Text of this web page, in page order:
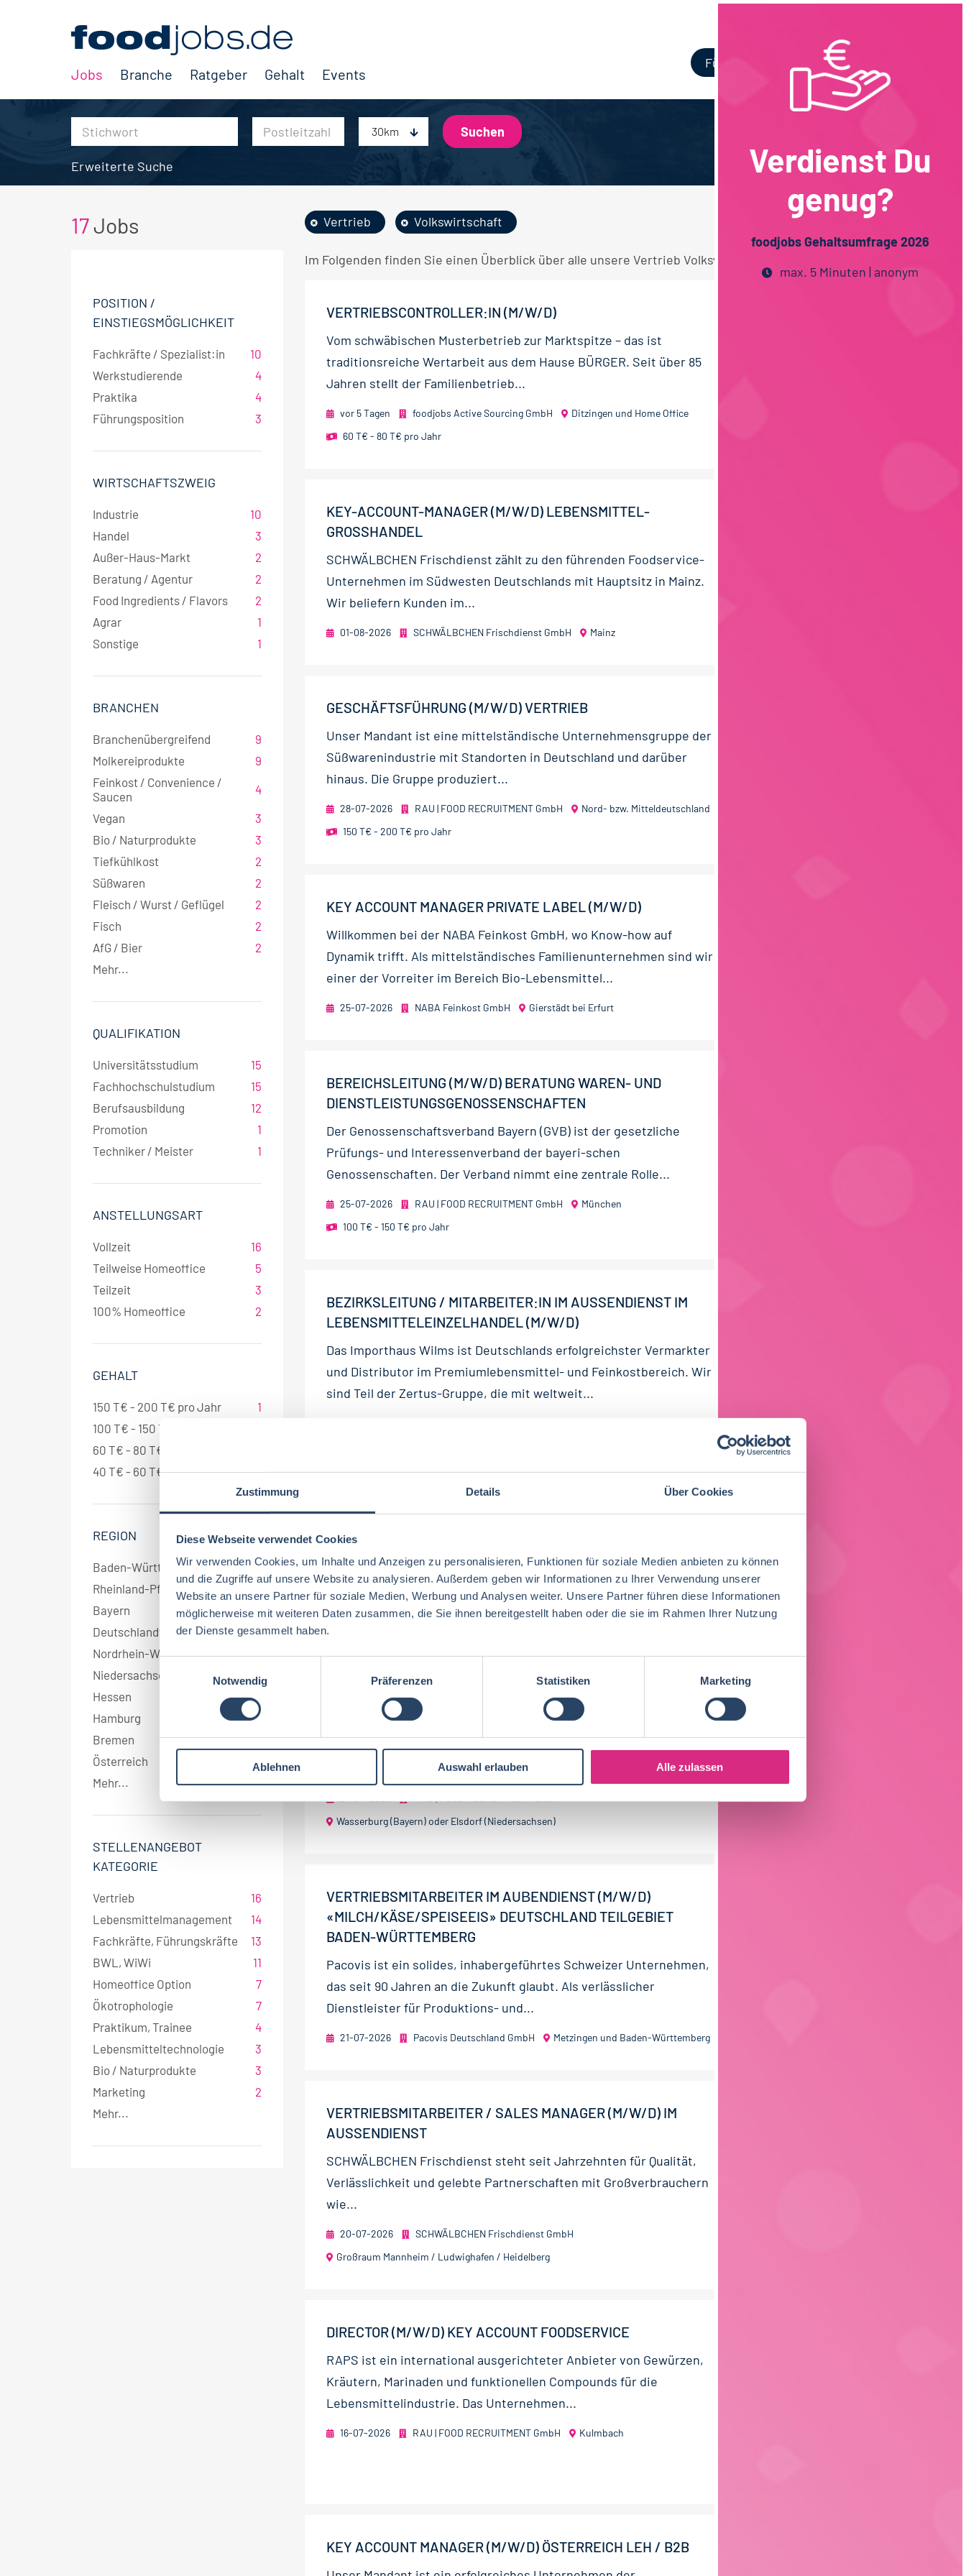
Zustimmung Details Über Cookies
Diese Webseite verwendet Cookies
Wir verwenden Cookies, um Inhalte und Anzeigen zu personalisieren, Funktionen für soziale Medien anbieten zu können
und die Zugriffe auf unsere Website zu analysieren. Außerdem geben wir Informationen zu Ihrer Verwendung unserer
Website an unsere Partner für soziale Medien, Werbung und Analysen weiter. Unsere Partner führen diese Informationen
möglicherweise mit weiteren Daten zusammen, die Sie ihnen bereitgestellt haben oder die sie im Rahmen Ihrer Nutzung
der Dienste gesammelt haben.
i
g
u
g
s
w
l
Notwendig Präferenzen Statistiken Marketing
Ablehnen Auswahl erlauben Alle zulassen
Jobs Branche Ratgeber Gehalt Events
Für Unternehmen
30km
Erweiterte Suche
17Jobs
POSITION /
EINSTIEGSMÖGLICHKEIT
Fachkräfte / Spezialist:in
10
Werkstudierende
4
Praktika
4
Führungsposition
3
WIRTSCHAFTSZWEIG
Industrie
10
Handel
3
Außer-Haus-Markt
2
Beratung / Agentur
2
Food Ingredients / Flavors
2
Agrar
1
Sonstige
1
BRANCHEN
Branchenübergreifend
9
Molkereiprodukte
9
Feinkost / Convenience /
Saucen
4
Vegan
3
Bio / Naturprodukte
3
Tiefkühlkost
2
Süßwaren
2
Fleisch / Wurst / Geflügel
2
Fisch
2
AfG / Bier
2
Mehr...
QUALIFIKATION
Universitätsstudium
15
Fachhochschulstudium
15
Berufsausbildung
12
Promotion
1
Techniker / Meister
1
ANSTELLUNGSART
Vollzeit
16
Teilweise Homeoffice
5
Teilzeit
3
100% Homeoffice
2
GEHALT
150 T€ - 200 T€ pro Jahr
1
100 T€ - 150 T€ pro Jahr
60 T€ - 80 T€ pro Jahr
40 T€ - 60 T€ pro Jahr
1
REGION
Baden-Württemberg
9
Rheinland-Pfalz
Bayern
3
Deutschlandweit
2
Nordrhein-Westfalen
2
Niedersachsen
2
Hessen
2
Hamburg
2
Bremen
2
Österreich
1
Mehr...
STELLENANGEBOT
KATEGORIE
Vertrieb
16
Lebensmittelmanagement
14
Fachkräfte, Führungskräfte
13
BWL, WiWi
11
Homeoffice Option
7
Ökotrophologie
7
Praktikum, Trainee
4
Lebensmitteltechnologie
3
Bio / Naturprodukte
3
Marketing
2
Mehr...
Vertrieb Volkswirtschaft
Im Folgenden finden Sie einen Überblick über alle unsere Vertrieb Volkswirtschaft Stellen.
VERTRIEBSCONTROLLER:IN (M/W/D)
Vom schwäbischen Musterbetrieb zur Marktspitze – das ist
traditionsreiche Wertarbeit aus dem Hause BÜRGER. Seit über 85
Jahren stellt der Familienbetrieb...
vor 5 Tagen foodjobs Active Sourcing GmbH
Ditzingen und Home Office
60 T€ - 80 T€ pro Jahr
KEY-ACCOUNT-MANAGER (M/W/D) LEBENSMITTEL-
GROSSHANDEL
SCHWÄLBCHEN Frischdienst zählt zu den führenden Foodservice-
Unternehmen im Südwesten Deutschlands mit Hauptsitz in Mainz.
Wir beliefern Kunden im...
01-08-2026 SCHWÄLBCHEN Frischdienst GmbH Mainz
GESCHÄFTSFÜHRUNG (M/W/D) VERTRIEB
Unser Mandant ist eine mittelständische Unternehmensgruppe der
Süßwarenindustrie mit Standorten in Deutschland und darüber
hinaus. Die Gruppe produziert...
28-07-2026 RAU | FOOD RECRUITMENT GmbH
Nord- bzw. Mitteldeutschland
150 T€ - 200 T€ pro Jahr
KEY ACCOUNT MANAGER PRIVATE LABEL (M/W/D)
Willkommen bei der NABA Feinkost GmbH, wo Know-how auf
Dynamik trifft. Als mittelständisches Familienunternehmen sind wir
einer der Vorreiter im Bereich Bio-Lebensmittel...
25-07-2026 NABA Feinkost GmbH Gierstädt bei Erfurt
BEREICHSLEITUNG (M/W/D) BERATUNG WAREN- UND
DIENSTLEISTUNGSGENOSSENSCHAFTEN
Der Genossenschaftsverband Bayern (GVB) ist der gesetzliche
Prüfungs- und Interessenverband der bayeri-schen
Genossenschaften. Der Verband nimmt eine zentrale Rolle...
25-07-2026 RAU | FOOD RECRUITMENT GmbH
München
100 T€ - 150 T€ pro Jahr
BEZIRKSLEITUNG / MITARBEITER:IN IM AUSSENDIENST IM L
EBENSMITTELEINZELHANDEL (M/W/D)
Das Importhaus Wilms ist Deutschlands erfolgreichster Vermarkter
und Distributor im Premiumlebensmittel- und Feinkostbereich. Wir
sind Teil der Zertus-Gruppe, die mit weltweit...
mittelständische Unternehmensgruppe der Lebensmittelindustrie
in Privatbesitz. An mehreren Standorten in Deutschland...
RAU | FOOD RECRUITMENT GmbH
KEY ACCOUNT MANAGER:IN (M/W/D) HANDELSMARKE
Die Bauer Gruppe ist eine erfolgreiche mittelständische
Unternehmensgruppe der Lebensmittelindustrie in Privatbesitz.
Die Gruppe stellt an mehreren Standorten in...
21-07-2026
RAU | FOOD RECRUITMENT GmbH
Wasserburg (Bayern) oder Elsdorf (Niedersachsen)
VERTRIEBSMITARBEITER IM AUΒENDIENST (M/W/D)
«MILCH/KÄSE/SPEISEEIS» DEUTSCHLAND TEILGEBIET
BADEN-WÜRTTEMBERG
Pacovis ist ein solides, inhabergeführtes Schweizer Unternehmen,
das seit 90 Jahren an die Zukunft glaubt. Als verlässlicher
Dienstleister für Produktions- und...
21-07-2026 Pacovis Deutschland GmbH Metzingen und Baden-Württemberg
VERTRIEBSMITARBEITER / SALES MANAGER (M/W/D) IM
AUSSENDIENST
SCHWÄLBCHEN Frischdienst steht seit Jahrzehnten für Qualität,
Verlässlichkeit und gelebte Partnerschaften mit Großverbrauchern
wie...
20-07-2026
SCHWÄLBCHEN Frischdienst GmbH
Großraum Mannheim / Ludwighafen / Heidelberg
DIRECTOR (M/W/D) KEY ACCOUNT FOODSERVICE
RAPS ist ein international ausgerichteter Anbieter von Gewürzen,
Kräutern, Marinaden und funktionellen Compounds für die
Lebensmittelindustrie. Das Unternehmen...
16-07-2026 RAU | FOOD RECRUITMENT GmbH Kulmbach
KEY ACCOUNT MANAGER (M/W/D) ÖSTERREICH LEH / B2B
Verdienst Du
genug?
foodjobs Gehaltsumfrage 2026
max. 5 Minuten | anonym